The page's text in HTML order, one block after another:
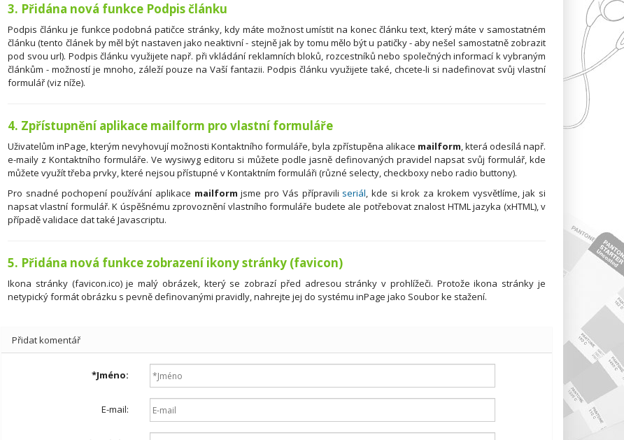
3. Přidána nová funkce Podpis článku
Podpis článku je funkce podobná patičce stránky, kdy máte možnost umístit na konec článku text, který máte v samostatném
článku (tento článek by měl být nastaven jako neaktivní - stejně jak by tomu mělo být u patičky - aby nešel samostatně zobrazit
pod svou url). Podpis článku využijete např. při vkládání reklamních bloků, rozcestníků nebo společných informací k vybraným
článkům - možností je mnoho, záleží pouze na Vaší fantazii. Podpis článku využijete také, chcete-li si nadefinovat svůj vlastní
formulář (viz níže).
4. Zpřístupnění aplikace mailform pro vlastní formuláře
Uživatelům inPage, kterým nevyhovují možnosti Kontaktního formuláře, byla zpřístupěna alikace mailform, která odesílá např.
e-maily z Kontaktního formuláře. Ve wysiwyg editoru si můžete podle jasně definovaných pravidel napsat svůj formulář, kde
můžete využít třeba prvky, které nejsou přístupné v Kontaktním formuláři (různé selecty, checkboxy nebo radio buttony).
Pro snadné pochopení používání aplikace mailform jsme pro Vás přípravili seriál, kde si krok za krokem vysvětlíme, jak si
napsat vlastní formulář. K úspěšnému zprovoznění vlastního formuláře budete ale potřebovat znalost HTML jazyka (xHTML), v
případě validace dat také Javascriptu.
5. Přidána nová funkce zobrazení ikony stránky (favicon)
Ikona stránky (favicon.ico) je malý obrázek, který se zobrazí před adresou stránky v prohlížeči. Protože ikona stránky je
netypický formát obrázku s pevně definovanými pravidly, nahrejte jej do systému inPage jako Soubor ke stažení.
Přidat komentář
*Jméno:
E-mail: